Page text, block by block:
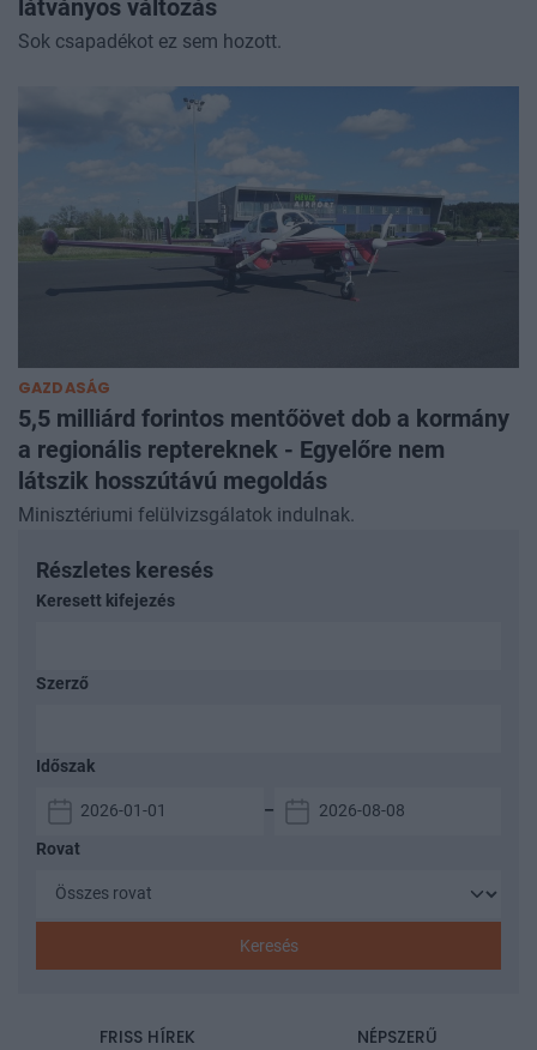
látványos változás
Sok csapadékot ez sem hozott.
GAZDASÁG
5,5 milliárd forintos mentőövet dob a kormány
a regionális reptereknek - Egyelőre nem
látszik hosszútávú megoldás
Minisztériumi felülvizsgálatok indulnak.
Részletes keresés
Keresett kifejezés
Szerző
Időszak
–
Rovat
Keresés
FRISS HÍREK NÉPSZERŰ